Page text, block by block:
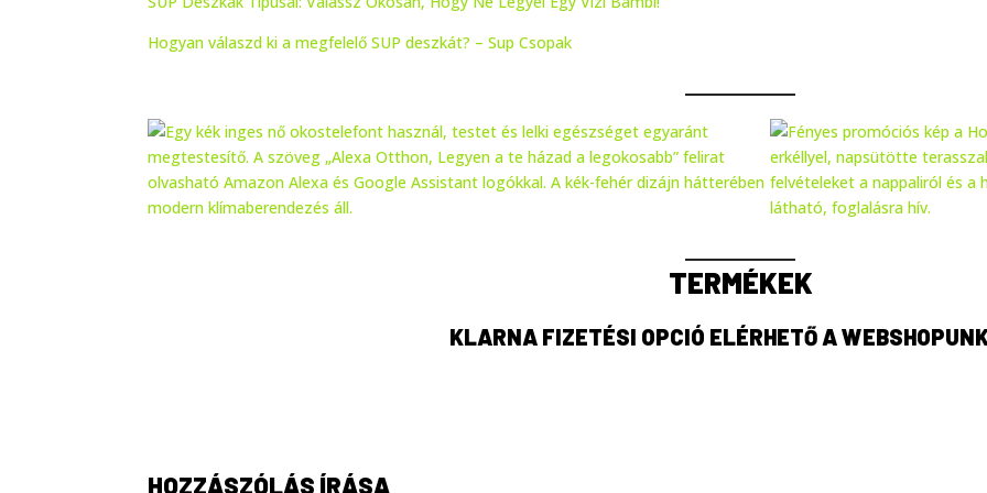
Hogyan válaszd ki a megfelelő SUP deszkát? – Sup Csopak
TERMÉKEK
KLARNA FIZETÉSI OPCIÓ ELÉRHETŐ A
HOZZÁSZÓLÁS ÍRÁSA